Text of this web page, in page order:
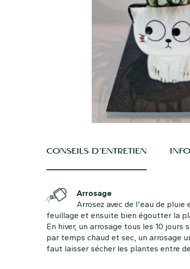
CONSEILS D’ENTRETIEN
Arrosage
Arrosez avec de l'eau de
feuillage et ensuite bien égoutter la
En hiver, un arrosage tous les 10
par temps chaud et sec, un arrosage
faut laisser sécher les plantes entre